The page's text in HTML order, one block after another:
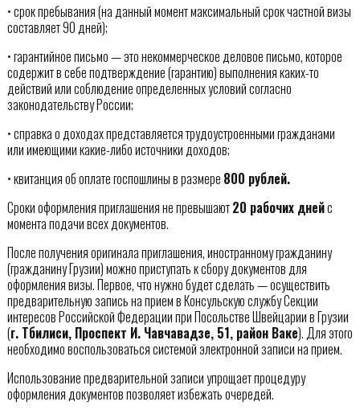
• срок пребывания (на данный момент максимальный срок частной визы
составляет 90 дней);
• гарантийное письмо — это некоммерческое деловое письмо, которое
содержит в себе подтверждение (гарантию) выполнения каких-то
действий или соблюдение определенных условий согласно
законодательству России;
• справка о доходах представляется трудоустроенными гражданами
или имеющими какие-либо источники доходов;
• квитанция об оплате госпошлины в размере 800 рублей.
Сроки оформления приглашения не превышают20 рабочих днейс
момента подачи всех документов.
После получения оригинала приглашения, иностранному гражданину
(гражданину Грузии) можно приступать к сбору документов для
оформления визы. Первое, что нужно будет сделать — осуществить
предварительную запись на прием в Консульскую службу Секции
интересов Российской Федерации при Посольстве Швейцарии в Грузии
(г. Тбилиси, Проспект И. Чавчавадзе, 51, район Ваке). Для этого
необходимо воспользоваться системой электронной записи на прием.
Использование предварительной записи упрощает процедуру
оформления документов позволяет избежать очередей.